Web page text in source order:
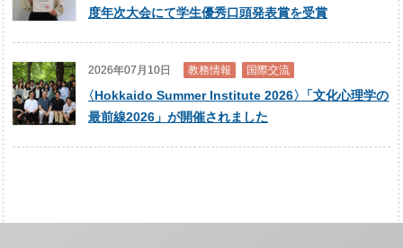
度年次大会にて学生優秀口頭発表賞を受賞
2026年07月10日 教務情報 国際交流
〈Hokkaido Summer Institute 2026〉
「文化心理学の
最前線2026」が開催されました